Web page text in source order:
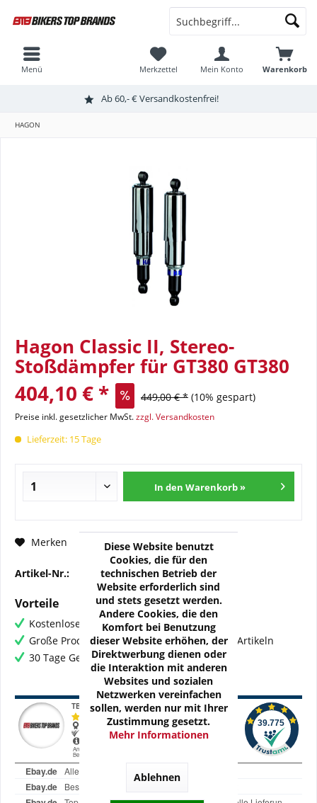
Ab 60,- € Versandkostenfrei!
Warenkorb
Merkzettel Mein Konto
Menü
HAGON
Hagon Classic II, Stereo-
Stoßdämpfer für GT380 GT380
404,10 € * 449,00 € * (10% gespart)
Preise inkl. gesetzlicher MwSt.zzgl. Versandkosten
Lieferzeit: 15 Tage
In den Warenkorb »
Merken Fragen zum Artikel?
Artikel-Nr.: WI-920-0011-00
Vorteile
Kostenloser Versand ab € 60,- Bestellwert
Große Produktauswahl mit mehr als 80.000 Artikeln
30 Tage Geld-Zurück-Garantie
Diese Website benutzt
Cookies, die für den
technischen Betrieb der
Website erforderlich sind
und stets gesetzt werden.
Andere Cookies, die den
Komfort bei Benutzung
dieser Website erhöhen, der
Direktwerbung dienen oder
die Interaktion mit anderen
Websites und sozialen
Netzwerken vereinfachen
sollen, werden nur mit Ihrer
Zustimmung gesetzt.
Mehr Informationen
Ablehnen